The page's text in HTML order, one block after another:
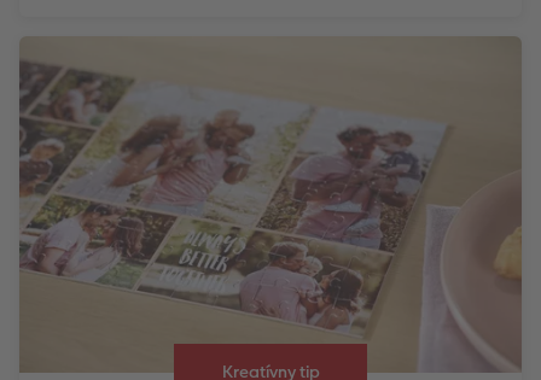
Kreatívny tip